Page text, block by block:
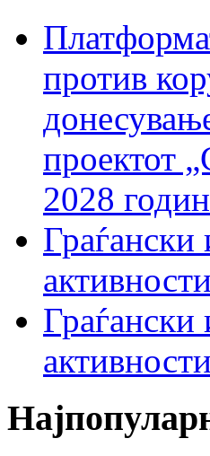
против
проектот
2028